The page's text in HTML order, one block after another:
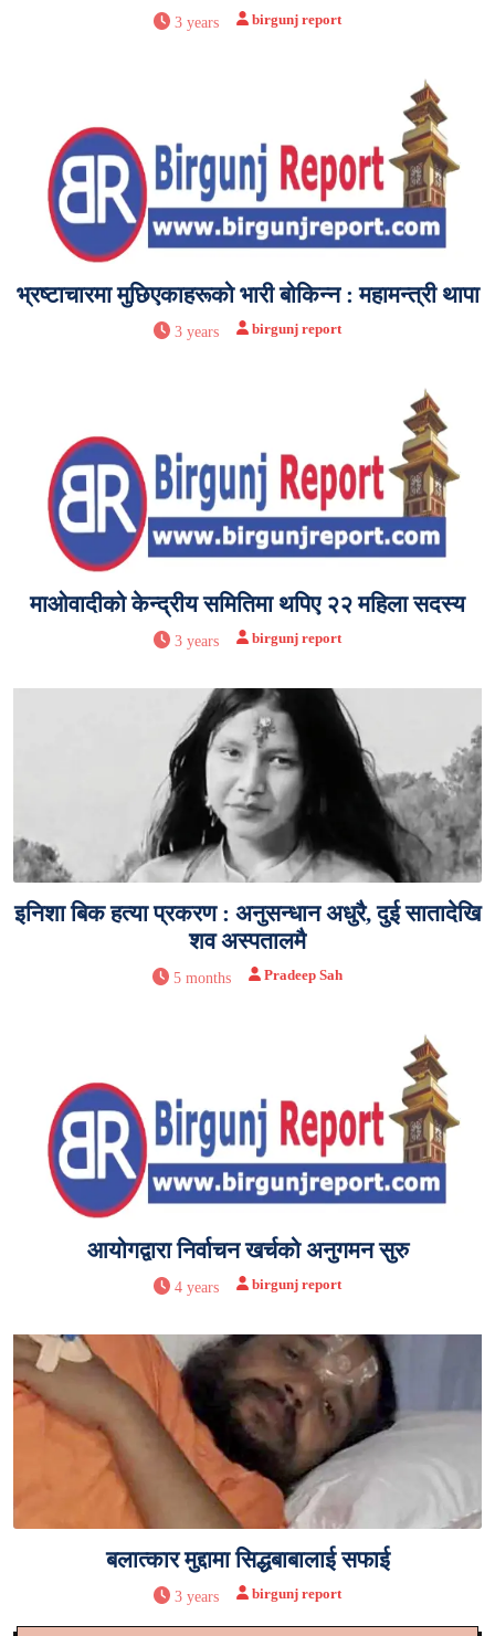
3 years birgunj report
भ्रष्टाचारमा मुछिएकाहरूको भारी बोकिन्न : महामन्त्री थापा
3 years birgunj report
माओवादीको केन्द्रीय समितिमा थपिए २२ महिला सदस्य
3 years birgunj report
इनिशा बिक हत्या प्रकरण : अनुसन्धान अधुरै, दुई सातादेखि
शव अस्पतालमै
5 months Pradeep Sah
आयोगद्वारा निर्वाचन खर्चको अनुगमन सुरु
4 years birgunj report
बलात्कार मुद्दामा सिद्धबाबालाई सफाई
3 years birgunj report